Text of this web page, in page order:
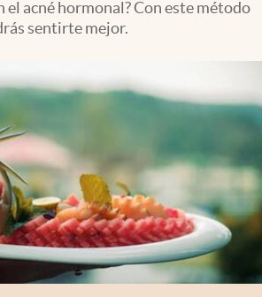
el acné hormonal? Con este método
sentirte mejor.